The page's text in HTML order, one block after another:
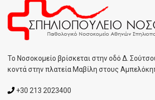
To Noσοκομείο βρίσκεται στην οδό Δ.
κοντά στην πλατεία Μαβίλη στους
+30 213 2023400